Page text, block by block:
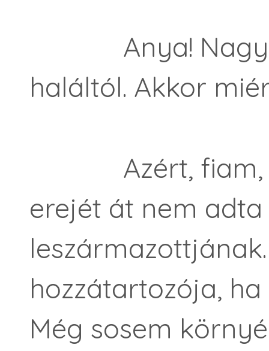
Anya!
haláltól. Akkor
Azért, fiam,
erejét át nem
hozzátartozója,
Még sosem